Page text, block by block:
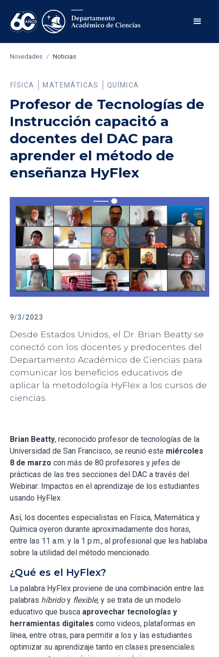
Novedades / Noticias
FÍSICA MATEMÁTICAS QUÍMICA
Profesor de Tecnologías de
Instrucción capacitó a
docentes del DAC para
aprender el método de
enseñanza HyFlex
9/3/2023
Desde Estados Unidos, el Dr. Brian Beatty se
conectó con los docentes y predocentes del
Departamento Académico de Ciencias para
comunicar los beneficios educativos de
aplicar la metodología HyFlex a los cursos de
ciencias.
Brian Beatty, reconocido profesor de tecnologías de la
Universidad de San Francisco, se reunió este miércoles
8 de marzo con más de 80 profesores y jefes de
prácticas de las tres secciones del DAC a través del
Webinar: Impactos en el aprendizaje de los estudiantes
usando HyFlex.
Así, los docentes especialistas en Física, Matemática y
Química oyeron durante aproximadamente dos horas,
entre las 11 a.m. y la 1 p.m., al profesional que les hablaba
sobre la utilidad del método mencionado.
¿Qué es el HyFlex?
La palabra HyFlex proviene de una combinación entre las
palabras híbridoy flexible, y se trata de un modelo
educativo que busca aprovechar tecnologías y
herramientas digitales como videos, plataformas en
línea, entre otras, para permitir a los y las estudiantes
optimizar su aprendizaje tanto en clases presenciales